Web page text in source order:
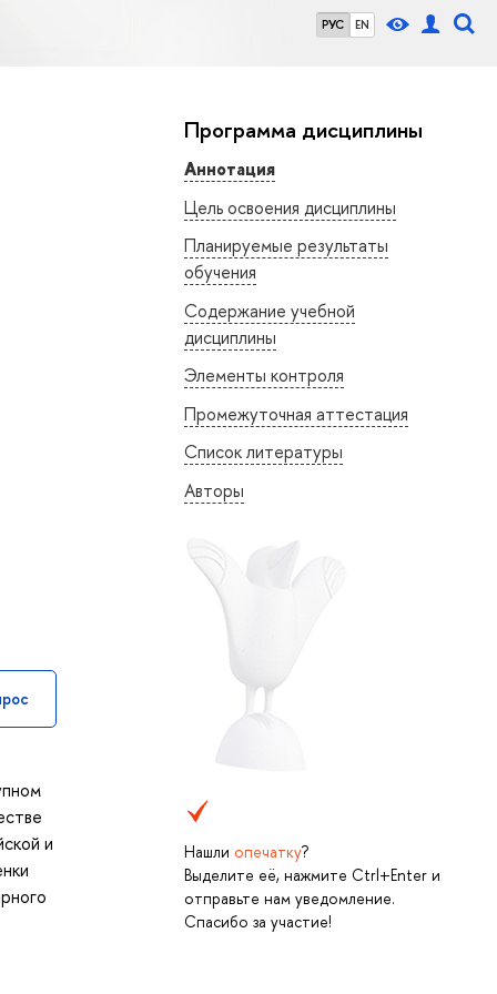
РУС EN
Программа дисциплины
Аннотация
Цель освоения дисциплины
Планируемые результаты
обучения
Содержание учебной
дисциплины
Элементы контроля
Промежуточная аттестация
Список литературы
Авторы
Нашли опечатку?
Выделите её, нажмите Ctrl+Enter и
отправьте нам уведомление.
Спасибо за участие!
и